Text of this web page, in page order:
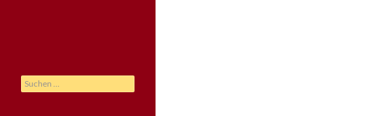
Suchen
nach: